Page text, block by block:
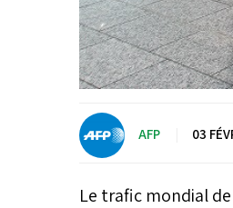
AFP 03
Le trafic mondial